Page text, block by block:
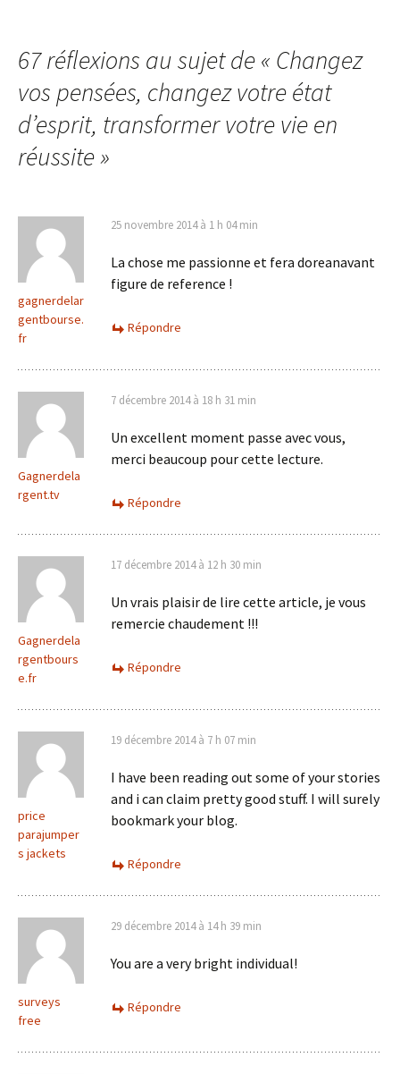
67 réflexions au sujet de « Changez
vos pensées, changez votre état
d’esprit, transformer votre vie en
réussite»
gagnerdelar
gentbourse.
fr
25 novembre 2014 à 1 h 04 min
La chose me passionne et fera doreanavant
figure de reference !
Répondre
Gagnerdela
rgent.tv
7 décembre 2014 à 18 h 31 min
Un excellent moment passe avec vous,
merci beaucoup pour cette lecture.
Répondre
Gagnerdela
rgentbours
e.fr
17 décembre 2014 à 12 h 30 min
Un vrais plaisir de lire cette article, je vous
remercie chaudement !!!
Répondre
price
parajumper
s jackets
19 décembre 2014 à 7 h 07 min
I have been reading out some of your stories
and i can claim pretty good stuff. I will surely
bookmark your blog.
Répondre
surveys
free
29 décembre 2014 à 14 h 39 min
You are a very bright individual!
Répondre